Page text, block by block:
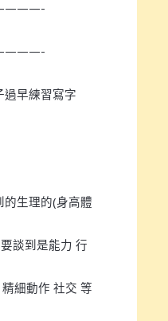
過早練習寫字
生理的(身高體
談到是能力 行
細動作 社交 等